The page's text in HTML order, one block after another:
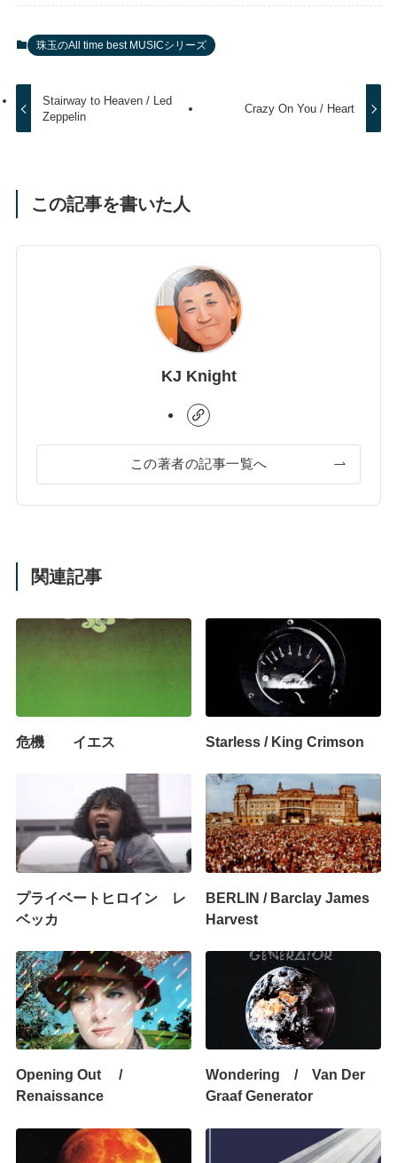
珠玉のAll time best MUSICシリーズ
Stairway to Heaven / Led
Zeppelin
Crazy On You / Heart
この記事を書いた人
KJ Knight
この著者の記事一覧へ
関連記事
危機 イエス Starless / King Crimson
プライベートヒロイン レ
ベッカ
BERLIN / Barclay James
Harvest
Opening Out /
Renaissance
Wondering / Van Der
Graaf Generator